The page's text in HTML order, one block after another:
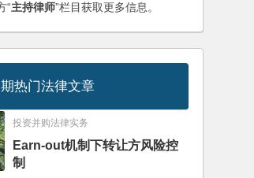
“主持律师”栏目获取更多信息。
热门法律文章
投资并购法律实务
Earn-out机制下转让方风险控
制